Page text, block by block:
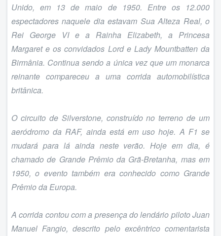
Unido, em 13 de maio de 1950. Entre os 12.000
espectadores naquele dia estavam Sua Alteza Real, o
Rei George VI e a Rainha Elizabeth, a Princesa
Margaret e os convidados Lord e Lady Mountbatten da
Birmânia. Continua sendo a única vez que um monarca
reinante compareceu a uma corrida automobilística
britânica.
O circuito de Silverstone, construído no terreno de um
aeródromo da RAF, ainda está em uso hoje. A F1 se
mudará para lá ainda neste verão. Hoje em dia, é
chamado de Grande Prêmio da Grã-Bretanha, mas em
1950, o evento também era conhecido como Grande
Prêmio da Europa.
A corrida contou com a presença do lendário piloto Juan
Manuel Fangio, descrito pelo excêntrico comentarista